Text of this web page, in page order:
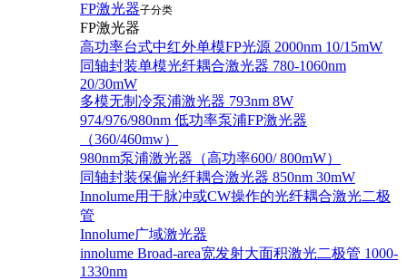
FP激光器子分类
FP激光器
高功率台式中红外单模FP光源 2000nm 10/15mW
同轴封装单模光纤耦合激光器 780-1060nm
20/30mW
多模无制冷泵浦激光器 793nm 8W
974/976/980nm 低功率泵浦FP激光器
（360/460mw）
980nm泵浦激光器（高功率600/ 800mW）
同轴封装保偏光纤耦合激光器 850nm 30mW
Innolume用于脉冲或CW操作的光纤耦合激光二极
管
Innolume广域激光器
innolume Broad-area宽发射大面积激光二极管 1000-
1330nm